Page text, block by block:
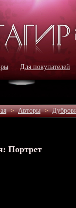
Для покупателей
>Авторы>
Портрет